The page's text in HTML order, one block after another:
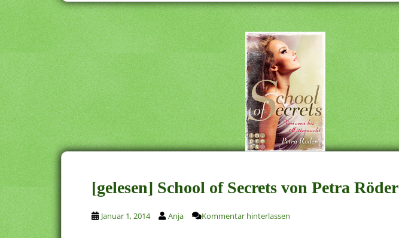
[gelesen] School of Secrets von Petra Röder
Januar 1, 2014 Anja Kommentar hinterlassen